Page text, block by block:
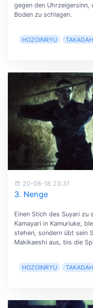
gegen den
Boden zu schlagen.
HOZOINRYU
20-08-18 23:31
3. Nenge
Einen Stich des Suyari zu
Kamayari in Kamuriuke,
stehen, sondern übt sein
Makikaeshi aus, bis die
HOZOINRYU